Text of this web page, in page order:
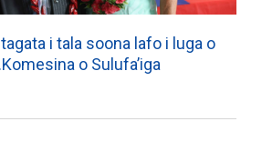
i tala soona lafo i luga o
o Sulufa’iga